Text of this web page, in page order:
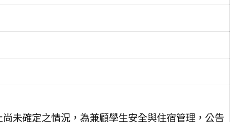
未確定之情況，為兼顧學生安全與住宿管理，公告